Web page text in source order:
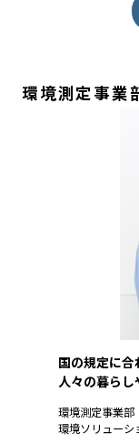
環境測定事業
国の規定に
人々の暮らし
環境測定事業部
環境ソリューシ